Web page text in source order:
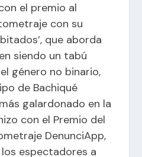
el premio al
con su
que aborda
siendo un tabú
género no binario,
de Bachiqué
galardonado en la
con el Premio del
DenunciApp,
espectadores a